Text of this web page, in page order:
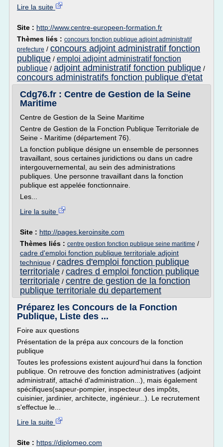
Lire la suite
Site : http://www.centre-europeen-formation.fr
Thèmes liés : concours fonction publique adjoint administratif
prefecture / concours adjoint administratif fonction
publique / emploi adjoint administratif fonction
publique / adjoint administratif fonction publique /
concours administratifs fonction publique d'etat
Cdg76.fr : Centre de Gestion de la Seine
Maritime
Centre de Gestion de la Seine Maritime
Centre de Gestion de la Fonction Publique Territoriale de
Seine - Maritime (département 76).
La fonction publique désigne un ensemble de personnes
travaillant, sous certaines juridictions ou dans un cadre
intergouvernemental, au sein des administrations
publiques. Une personne travaillant dans la fonction
publique est appelée fonctionnaire.
Les...
Lire la suite
Site : http://pages.keroinsite.com
Thèmes liés : centre gestion fonction publique seine maritime /
cadre d'emploi fonction publique territoriale adjoint
technique / cadres d'emploi fonction publique
territoriale / cadres d emploi fonction publique
territoriale / centre de gestion de la fonction
publique territoriale du departement
Préparez les Concours de la Fonction
Publique, Liste des ...
Foire aux questions
Présentation de la prépa aux concours de la fonction
publique
Toutes les professions existent aujourd'hui dans la fonction
publique. On retrouve des fonction administratives (adjoint
administratif, attaché d'administration...), mais également
spécifiques(sapeur-pompier, inspecteur des impôts,
cuisinier, jardinier, architecte, ingénieur...). Le recrutement
s'effectue le...
Lire la suite
Site : https://diplomeo.com